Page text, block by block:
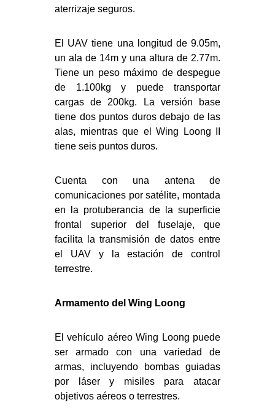
aterrizaje seguros.
El UAV tiene una longitud de 9.05m,
un ala de 14m y una altura de 2.77m.
Tiene un peso máximo de despegue
de 1.100kg y puede transportar
cargas de 200kg. La versión base
tiene dos puntos duros debajo de las
alas, mientras que el Wing Loong II
tiene seis puntos duros.
Cuenta con una antena de
comunicaciones por satélite, montada
en la protuberancia de la superficie
frontal superior del fuselaje, que
facilita la transmisión de datos entre
el UAV y la estación de control
terrestre.
Armamento del Wing Loong
El vehículo aéreo Wing Loong puede
ser armado con una variedad de
armas, incluyendo bombas guiadas
por láser y misiles para atacar
objetivos aéreos o terrestres.